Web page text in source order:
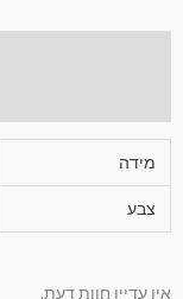
מידה
צבע
אין עדיין חוות דעת.